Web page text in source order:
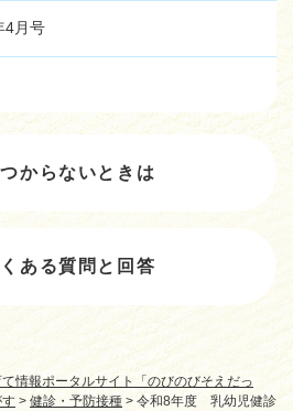
情報ポータルサイト「のびのびそえだっ
す > 健診・予防接種 > 令和8年度 乳幼児健診
4月号
つからないときは
ある質問と回答